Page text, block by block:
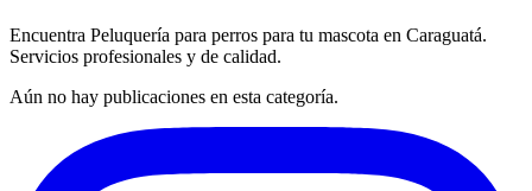
Encuentra Peluquería para perros para tu mascota en Caraguatá.
Servicios profesionales y de calidad.
Aún no hay publicaciones en esta categoría.